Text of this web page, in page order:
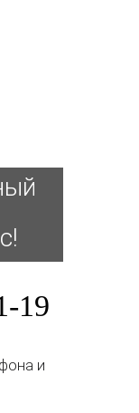
19
и